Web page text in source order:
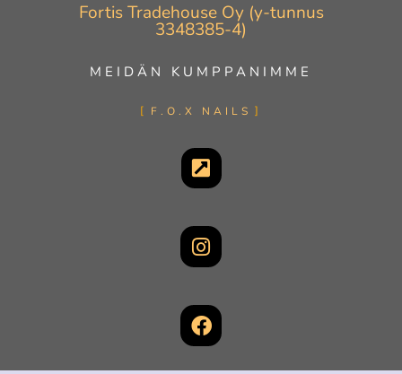
Fortis Tradehouse Oy (y-tunnus
3348385-4)
MEIDÄN KUMPPANIMME
F.O.X NAILS